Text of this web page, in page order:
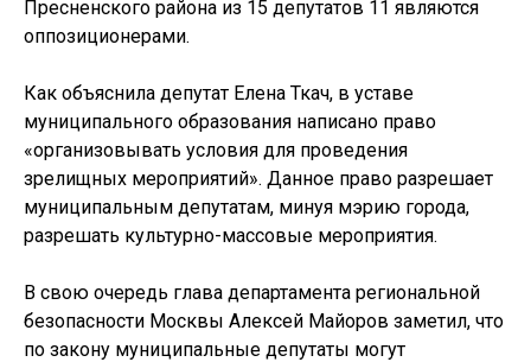
Пресненского района из 15 депутатов 11 являются
оппозиционерами.
Как объяснила депутат Елена Ткач, в уставе
муниципального образования написано право
«организовывать условия для проведения
зрелищных мероприятий». Данное право разрешает
муниципальным депутатам, минуя мэрию города,
разрешать культурно-массовые мероприятия.
В свою очередь глава департамента региональной
безопасности Москвы Алексей Майоров заметил, что
по закону муниципальные депутаты могут